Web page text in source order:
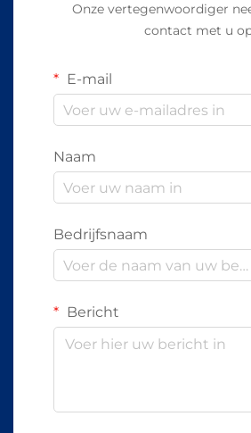
Onze vertegenwoordiger
contact met u
E-mail
Naam
Bedrijfsnaam
Bericht